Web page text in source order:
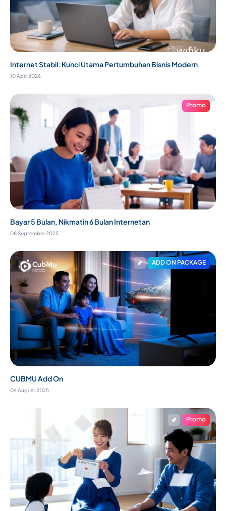
Internet Stabil: Kunci Utama Pertumbuhan Bisnis Modern
10 April 2026
Promo
Bayar 5 Bulan, Nikmatin 6 Bulan Internetan
08 September 2025
ADD ON PACKAGE
CUBMU Add On
04 August 2025
Promo